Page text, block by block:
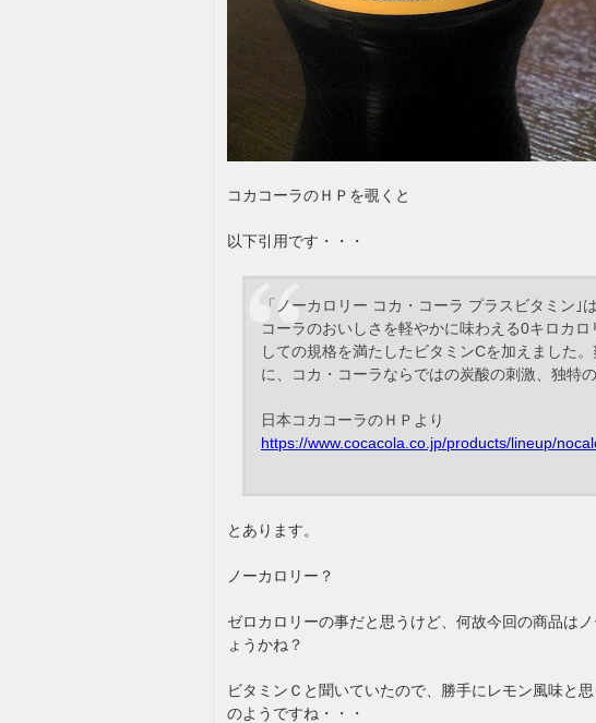
コカコーラのＨＰを覗くと
以下引用です・・・
「ノーカロリー コカ・コーラ プラスビタミン｣
コーラのおいしさを軽やかに味わえる0キロカ
しての規格を満たしたビタミンCを加えました
に、コカ・コーラならではの炭酸の刺激、独特
日本コカコーラのＨＰより
https://www.cocacola.co.jp/products/lineup/
とあります。
ノーカロリー？
ゼロカロリーの事だと思うけど、何故今回の商品は
ょうかね？
ビタミンＣと聞いていたので、勝手にレモン風味と
のようですね・・・